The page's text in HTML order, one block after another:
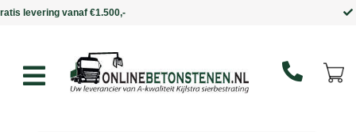
Binnen 5 werkdagen in huis